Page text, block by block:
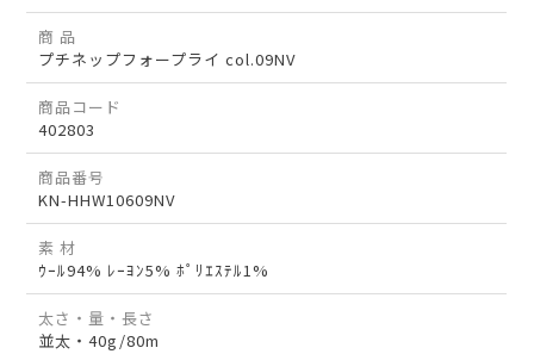
商 品
プチネップフォープライ col.09NV
商品コード
402803
商品番号
KN-HHW10609NV
素 材
ｳｰﾙ94% ﾚｰﾖﾝ5% ﾎﾟﾘｴｽﾃﾙ1%
太さ・量・長さ
並太・40g/80m